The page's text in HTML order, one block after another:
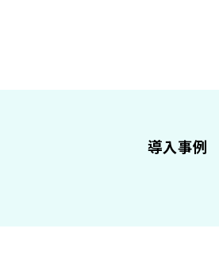
導入事例